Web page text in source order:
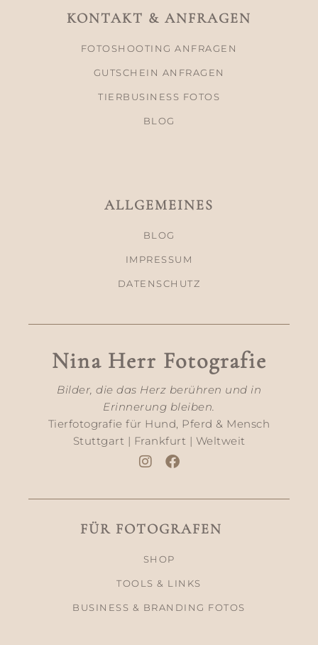
KONTAKT & ANFRAGEN
FOTOSHOOTING ANFRAGEN
GUTSCHEIN ANFRAGEN
TIERBUSINESS FOTOS
BLOG
ALLGEMEINES
BLOG
IMPRESSUM
DATENSCHUTZ
Nina Herr Fotografie
Bilder, die das Herz berühren und in
Erinnerung bleiben.
Tierfotografie für Hund, Pferd & Mensch
Stuttgart | Frankfurt | Weltweit
FÜR FOTOGRAFEN
SHOP
TOOLS & LINKS
BUSINESS & BRANDING FOTOS